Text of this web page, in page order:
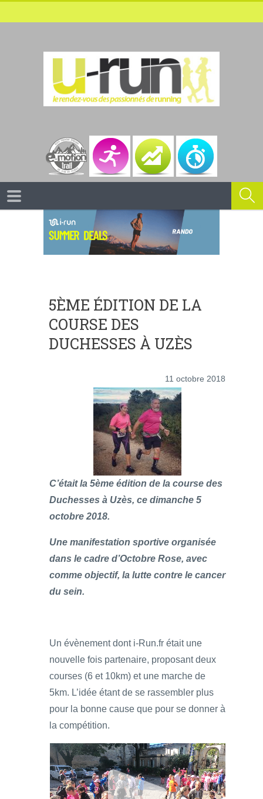
5ÈME ÉDITION DE LA
COURSE DES
DUCHESSES À UZÈS
11 octobre 2018
C’était la 5ème édition de la course des
Duchesses à Uzès, ce dimanche 5
octobre 2018.
Une manifestation sportive organisée
dans le cadre d’Octobre Rose, avec
comme objectif, la lutte contre le cancer
du sein.
Un évènement dont i-Run.fr était une
nouvelle fois partenaire, proposant deux
courses (6 et 10km) et une marche de
5km. L’idée étant de se rassembler plus
pour la bonne cause que pour se donner à
la compétition.